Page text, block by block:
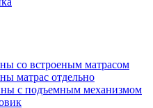
со встроеным матрасом
матрас отдельно
с подъемным механизмом